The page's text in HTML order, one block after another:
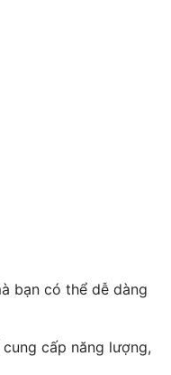
bạn có thể dễ dàng
cấp năng lượng,